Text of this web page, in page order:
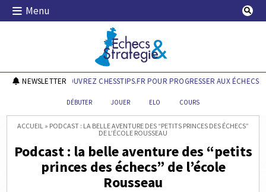
Skip
Menu
Echecs & Stratégie
NEWSLETTERDÉCOUVREZ CHESSTIPS.FR POUR PROGRESSER AUX ÉCHECS !
DÉBUTER JOUER ELO COURS
ACCUEIL » PODCAST : LA BELLE AVENTURE DES “PETITS PRINCES DES ÉCHECS”
DE L’ÉCOLE ROUSSEAU
Podcast : la belle aventure des “petits
princes des échecs” de l’école
Rousseau